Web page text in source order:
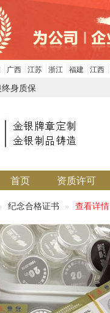
广西 江苏 浙江 福建 江西
身质保
首页 资质许可
纪念合格证书 查看详情